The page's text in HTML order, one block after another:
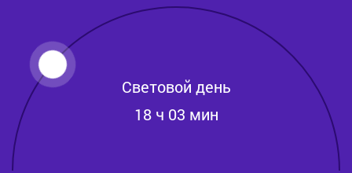
Световой день
18 ч 03 мин